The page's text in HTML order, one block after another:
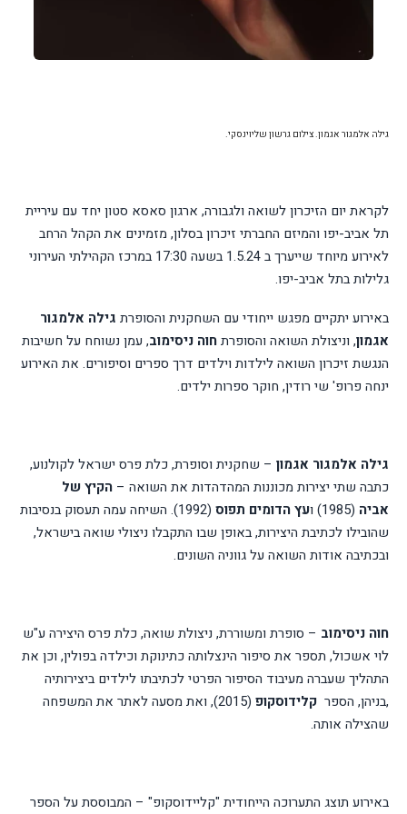
גילה אלמגור אגמון. צילום גרשון שליוינסקי.
לקראת יום הזיכרוןלשואה ולגבורה, ארגון סאסא סטון יחד עם עיריית
תל אביב-יפו והמיזם החברתי זיכרון בסלון, מזמינים את הקהל הרחב
לאירוע מיוחד שייערך ב 1.5.24 בשעה 17:30 במרכז הקהילתי העירוני
גלילות בתל אביב-יפו.
באירוע יתקיים מפגש ייחודי עם השחקנית והסופרת גילה אלמגור
אגמון, וניצולת השואה והסופרתחוה ניסימוב, עמן נשוחח על חשיבות
הנגשת זיכרון השואה לילדות וילדים דרך ספרים וסיפורים. את האירוע
ינחה פרופ' שי רודין, חוקר ספרות ילדים.
גילה אלמגור אגמון – שחקנית וסופרת, כלת פרס ישראל לקולנוע,
כתבה שתי יצירות מכוננות המהדהדות את השואה – הקיץ של
אביה (1985) ו עץ הדומים תפוס
(1992). השיחה עמה תעסוק בנסיבות
שהובילו לכתיבת היצירות, באופן שבו התקבלו ניצולי שואה בישראל,
ובכתיבה אודות השואה על גווניה השונים.
חוה ניסימוב – סופרת ומשוררת, ניצולת שואה, כלת פרס היצירה ע"ש
לוי אשכול, תספר את סיפור הינצלותה כתינוקת וכילדה בפולין, וכן את
התהליך שעברה מעיבוד הסיפור הפרטי לכתיבתו לילדים ביצירותיה
,בניהן, הספר קלידוסקופ
(2015), ואת מסעה לאתר את המשפחה
שהצילה אותה.
באירוע תוצג התערוכה הייחודית "קליידוסקופ" – המבוססת על הספר